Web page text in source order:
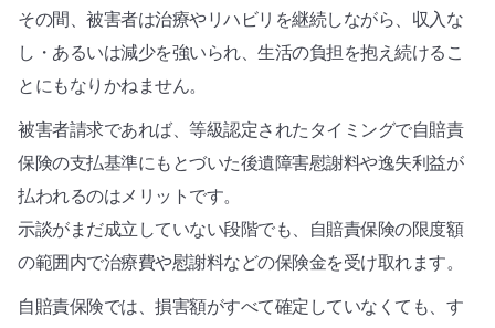
その間、被害者は治療やリハビリを継続しながら、収入な
し・あるいは減少を強いられ、生活の負担を抱え続けるこ
とにもなりかねません。
被害者請求であれば、等級認定されたタイミングで自賠責
保険の支払基準にもとづいた後遺障害慰謝料や逸失利益が
払われるのはメリットです。
示談がまだ成立していない段階でも、自賠責保険の限度額
の範囲内で治療費や慰謝料などの保険金を受け取れます。
自賠責保険では、損害額がすべて確定していなくても、す